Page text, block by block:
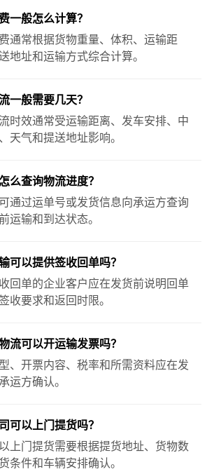
一般怎么计算？
通常根据货物重量、体积、运输距
地址和运输方式综合计算。
一般需要几天？
时效通常受运输距离、发车安排、中
天气和提送地址影响。
么查询物流进度？
通过运单号或发货信息向承运方查询
运输和到达状态。
可以提供签收回单吗？
回单的企业客户应在发货前说明回单
收要求和返回时限。
流可以开运输发票吗？
、开票内容、税率和所需资料应在发
运方确认。
可以上门提货吗？
上门提货需要根据提货地址、货物数
条件和车辆安排确认。